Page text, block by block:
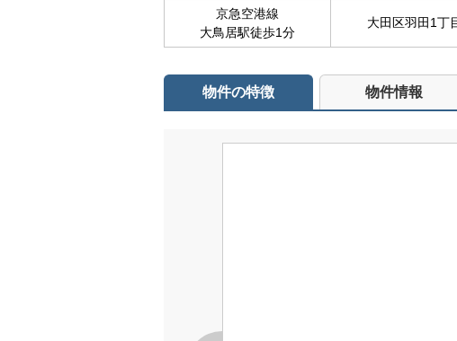
京急空港線
大鳥居駅徒歩1分
大田区羽田1丁
物件の特徴 物件情報